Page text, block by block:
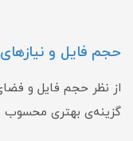
حجم فایل و
گزینه‌ی بهتری